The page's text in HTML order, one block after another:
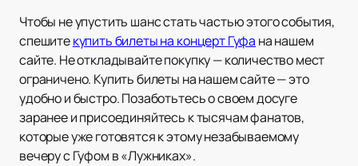
Чтобы не упустить шанс стать частью этого события,
спешитекупить билеты на концерт Гуфа на нашем
сайте. Не откладывайте покупку — количество мест
ограничено. Купить билеты на нашем сайте — это
удобно и быстро. Позаботьтесь о своем досуге
заранее и присоединяйтесь к тысячам фанатов,
которые уже готовятся к этому незабываемому
вечеру с Гуфом в «Лужниках».